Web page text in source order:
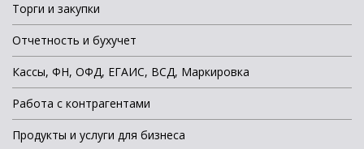
Торги и закупки
Отчетность и бухучет
Кассы, ФН, ОФД, ЕГАИС, ВСД, Маркировка
Работа с контрагентами
Продукты и услуги для бизнеса